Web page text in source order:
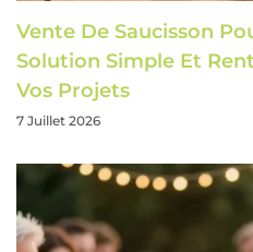
Vente De Saucisson
Solution Simple Et
Vos Projets
7 Juillet 2026